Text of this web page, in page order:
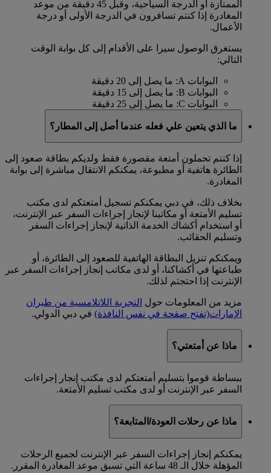
الممتازة أو الدرجة السياحية، وقبل 45 دقيقة من موعد
المغادرة إذا كنتم تسافرون في الدرجة الأولى أو درجة
الأعمال.
يستغرق الوصول سيرا على الأقدام إلى كل بوابة الوقت
التالي:
البوابات A: ما يصل إلى 20 دقيقة
البوابات B: ما يصل إلى 15 دقيقة
البوابات C: ما يصل إلى 25 دقيقة
ما الذي يتعين علي فعله عندما أصل إلى المطار؟
إذا كنتم تحملون أمتعة مقصورة فقط ولديكم بطاقة صعود إلى
الطائرة هاتفية أو مطبوعة، يمكنكم الانتقال مباشرة إلى بوابة
المغادرة.
بخلاف ذلك، في دبي يمكنكم تسجيل أمتعتكم لدى مكتب
تسليم الأمتعة أو مكاتبنا لإنجاز إجراءات السفر عبر الإنترنت،
أو استخدام أكشاك الخدمة الذاتية لإنجاز إجراءات السفر
وتسليم الحقائب.
ويمكنكم تنزيل البطاقة الهاتفية للصعود إلى الطائرة، أو
طباعتها في أكشاكنا، أو لدى مكاتب إنجاز إجراءات السفر عبر
الإنترنت إذا احتجتم لذلك.
مزيد من المعلومات حول التجربة اللاتلامسية من طيران
الإمارات(تفتح صفحة في نفس النافذة) في دبي الدولي.
ماذا عن أمتعتي؟
ببساطة قوموا بتسليم أمتعتكم لدى مكتب إنجار إجراءات
السفر عبر الإنترنت أو لدى مكتب تسليم الأمتعة.
ماذا عن رحلات العودة/المتابعة؟
يمكنكم إنجاز إجراءات السفر عبر الإنترنت لجميع الرحلات
المؤهلة خلال الـ 48 ساعة التي تسبق موعد المغادرة المقرر.